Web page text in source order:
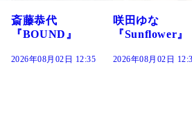
咲田ゆな
『Sunflower』
2026年08月02日 12:30
藤水咲桜『花
だまり』
2026年08月02日